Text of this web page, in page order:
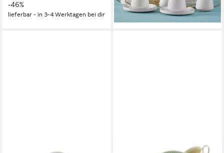
-46%
lieferbar - in 3-4 Werktagen bei dir